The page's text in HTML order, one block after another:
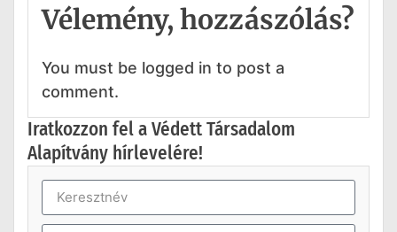
Vélemény, hozzászólás?
You must be logged in to post a
comment.
Iratkozzon fel a Védett Társadalom
Alapítvány hírlevelére!